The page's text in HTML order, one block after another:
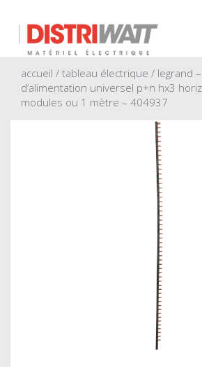
accueil / tableau électrique / legrand
d’alimentation universel p+n hx3
modules ou 1 mètre – 404937